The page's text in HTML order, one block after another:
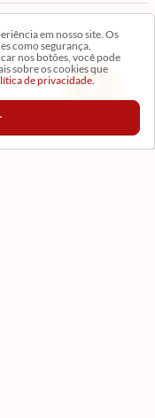
em nosso site. Os
como segurança,
nos botões, você pode
sobre os cookies que
de privacidade.